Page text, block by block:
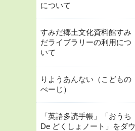
について
すみだ郷土文化資料館すみ
だライブラリーの利用につ
いて
りようあんない（こどもの
ぺーじ）
「英語多読手帳」「おうち
De どくしょノート」をダウ